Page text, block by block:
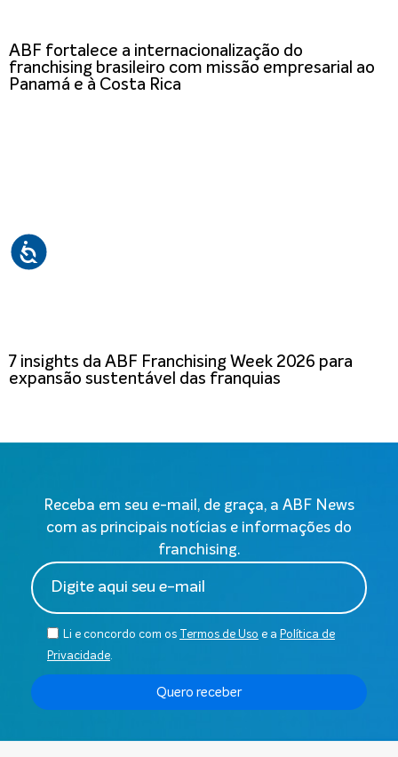
ABF fortalece a internacionalização do
franchising brasileiro com missão empresarial ao
Panamá e à Costa Rica
7 insights da ABF Franchising Week 2026 para
expansão sustentável das franquias
Receba em seu e-mail, de graça, a ABF News
com as principais notícias e informações do
franchising.
Li e concordo com os Termos de Uso e a Política de
Privacidade.
Quero receber